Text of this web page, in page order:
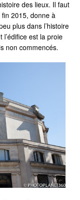
des lieux. Il faut
2015, donne à
plus dans l’histoire
est la proie
non commencés.